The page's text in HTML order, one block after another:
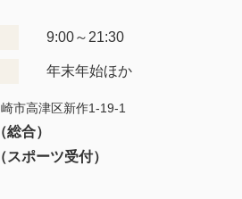
9:00～21:30
年末年始ほか
市高津区新作1-19-1
合）
ポーツ受付）